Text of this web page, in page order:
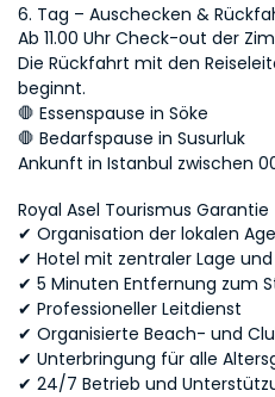
6. Tag – Auschecken &
Ab 11.00 Uhr Check-out der
Die Rückfahrt mit den
beginnt.
🛑 Essenspause in Söke
🛑 Bedarfspause in Susurluk
Ankunft in Istanbul zwischen
Royal Asel Tourismus Garantie
✔ Organisation der lokalen
✔ Hotel mit zentraler Lage und
✔ 5 Minuten Entfernung zum
✔ Professioneller Leitdienst
✔ Organisierte Beach- und
✔ Unterbringung für alle
✔ 24/7 Betrieb und